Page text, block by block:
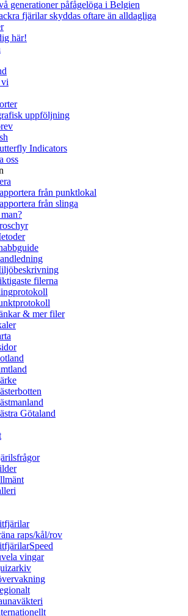
generationer påfågelöga i Belgien
fjärilar skyddas oftare än alldagliga
här!
uppföljning
Indicators
oss
från punktlokal
från slinga
filerna
& mer filer
Götaland
raps/kål/rov
vingar